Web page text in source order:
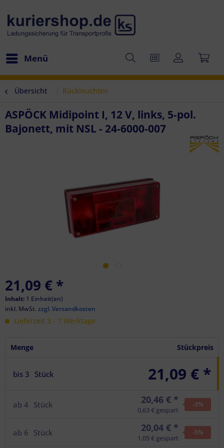
Menü
Übersicht Rückleuchten
ASPÖCK Midipoint I, 12 V, links, 5-pol.
Bajonett, mit NSL - 24-6000-007
21,09 € *
Inhalt: 1 Einheit(en)
inkl. MwSt. zzgl. Versandkosten
Lieferzeit 3 - 7 Werktage
Menge Stückpreis
bis 3 Stück 21,09 € *
ab 4 Stück 20,46 € *
0,63 € gespart
-3%
ab 6 Stück 20,04 € *
1,05 € gespart
-5%